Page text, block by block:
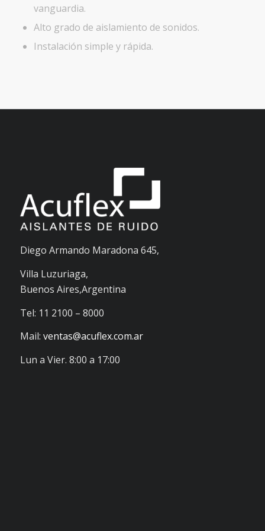
vanguardia.
Alto grado de aislamiento de sonidos.
Instalación simple y rápida.
Diego Armando Maradona 645,
Villa Luzuriaga,
Buenos Aires,Argentina
Tel: 11 2100 – 8000
Mail: ventas@acuflex.com.ar
Lun a Vier. 8:00 a 17:00